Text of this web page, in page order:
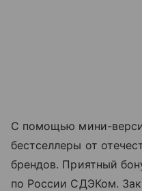
С помощью мини-
бестселлеры от
брендов. Приятный
по России СДЭКом.